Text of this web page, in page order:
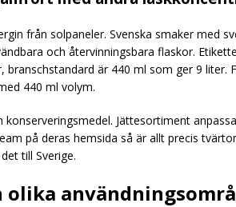
från solpaneler. Svenska smaker med
och återvinningsbara flaskor.
branschstandard är 440 ml som ger 9 liter.
440 ml volym.
Jättesortiment
på deras hemsida så är allt precis
till Sverige.